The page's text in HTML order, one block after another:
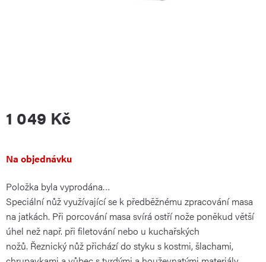
1 049 Kč
Měrná
cena:
Na objednávku
Položka byla vyprodána…
Speciální nůž využívající se k předběžnému zpracování masa
na jatkách. Při porcování masa svírá ostří nože poněkud větší
úhel než např. při filetování nebo u kuchařských
nožů. Řeznický nůž přichází do styku s kostmi, šlachami,